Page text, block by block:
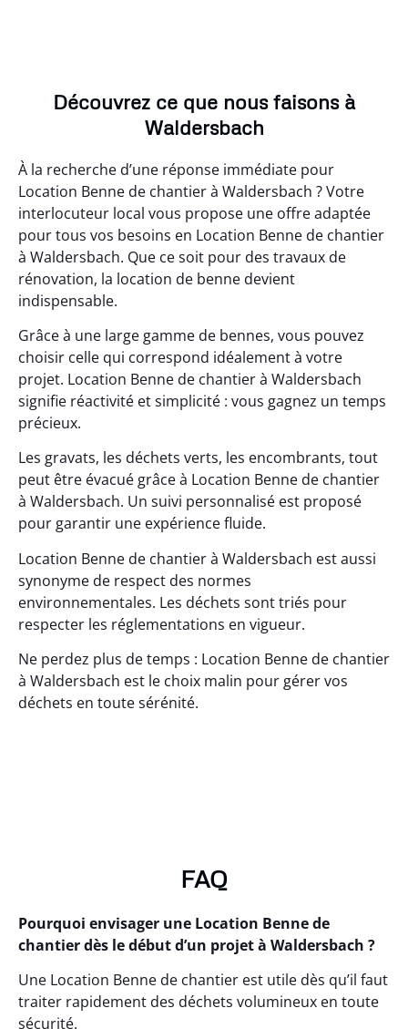
Découvrez ce que nous faisons à
Waldersbach
À la recherche d’une réponse immédiate pour
Location Benne de chantier à Waldersbach ? Votre
interlocuteur local vous propose une offre adaptée
pour tous vos besoins en Location Benne de chantier
à Waldersbach. Que ce soit pour des travaux de
rénovation, la location de benne devient
indispensable.
Grâce à une large gamme de bennes, vous pouvez
choisir celle qui correspond idéalement à votre
projet. Location Benne de chantier à Waldersbach
signifie réactivité et simplicité : vous gagnez un temps
précieux.
Les gravats, les déchets verts, les encombrants, tout
peut être évacué grâce à Location Benne de chantier
à Waldersbach. Un suivi personnalisé est proposé
pour garantir une expérience fluide.
Location Benne de chantier à Waldersbach est aussi
synonyme de respect des normes
environnementales. Les déchets sont triés pour
respecter les réglementations en vigueur.
Ne perdez plus de temps : Location Benne de chantier
à Waldersbach est le choix malin pour gérer vos
déchets en toute sérénité.
FAQ
Pourquoi envisager une Location Benne de
chantier dès le début d’un projet à Waldersbach ?
Une Location Benne de chantier est utile dès qu’il faut
traiter rapidement des déchets volumineux en toute
sécurité.